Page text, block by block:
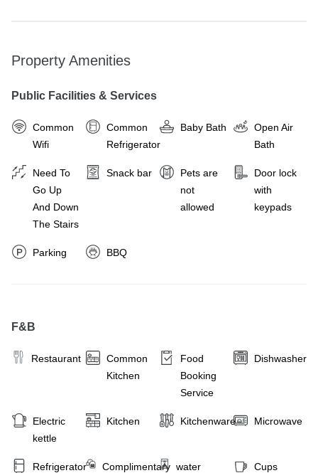
📌共享空間（一樓整體空間）、娛樂設備皆可使用
▪️可入住時間 15:00~20:00 / 退房時間為隔日上午 11 點前
    *如入住時間超過20:00請先知
▪️非住宿之訪客，將酌收 500 元清潔費
Cancellation Policy
Property Amenities
Public Facilities & Services
Common
Wifi
Common
Refrigerator
Baby Bath
Open Air
Bath
Need To
Go Up
And Down
The Stairs
Snack bar
Pets are
not
allowed
Door lock
with
keypads
Parking BBQ
F&B
Restaurant
Common
Kitchen
Food
Booking
Service
Dishwasher
Electric
kettle
Kitchen Kitchenware Microwave
Refrigerator
Complimentary water
Cups